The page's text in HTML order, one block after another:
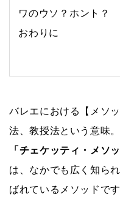
ワのウソ？ホント？
おわりに
バレエにおける【メソ
法、教授法という意味。
「チェケッティ・メソッ
は、なかでも広く知ら
ばれているメソッドです